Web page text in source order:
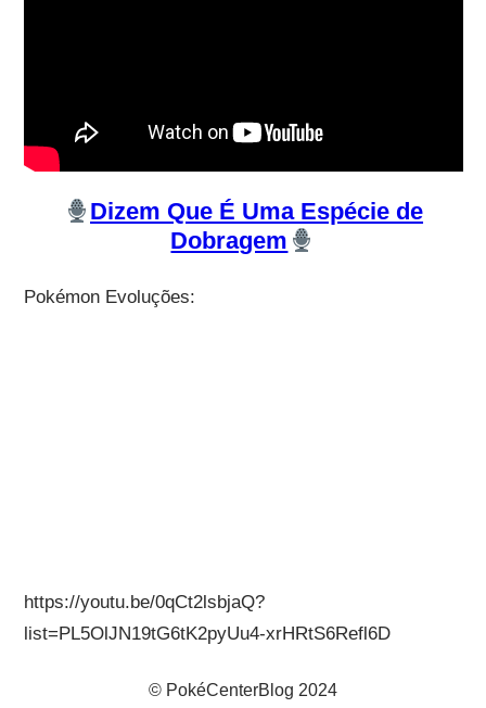
Dizem Que É Uma Espécie de
Dobragem
Pokémon Evoluções:
https://youtu.be/0qCt2lsbjaQ?
list=PL5OlJN19tG6tK2pyUu4-xrHRtS6Refl6D
© PokéCenterBlog 2024